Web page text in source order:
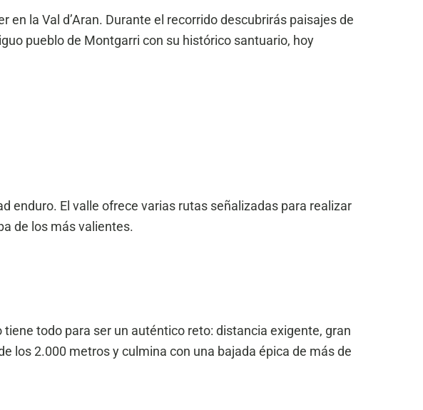
la Val d’Aran. Durante el recorrido descubrirás paisajes de
pueblo de Montgarri con su histórico santuario, hoy
enduro. El valle ofrece varias rutas señalizadas para realizar
de los más valientes.
todo para ser un auténtico reto: distancia exigente, gran
los 2.000 metros y culmina con una bajada épica de más de